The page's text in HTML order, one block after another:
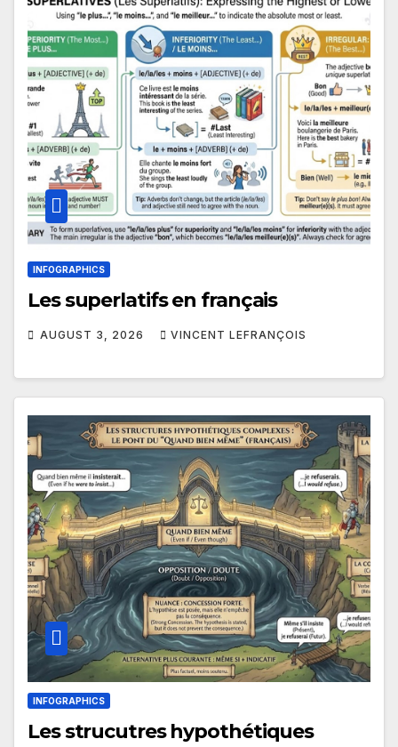
INFOGRAPHICS
Les superlatifs en français
AUGUST 3, 2026 VINCENT LEFRANÇOIS
INFOGRAPHICS
Les strucutres hypothétiques